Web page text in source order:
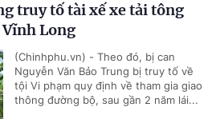
truy tố tài xế xe tải tông
Long
(Chinhphu.vn) - Theo đó, bị can
Nguyễn Văn Bảo Trung bị truy tố về
tội Vi phạm quy định về tham gia giao
thông đường bộ, sau gần 2 năm lái...